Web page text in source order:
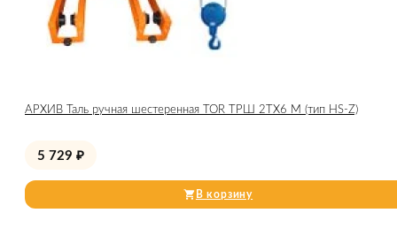
АРХИВ Таль ручная шестеренная TOR ТРШ 2ТХ6 М (тип HS-Z)
5 729 ₽
В корзину